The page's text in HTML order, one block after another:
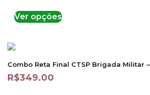
Ver opções
Combo Reta Final CTSP Brigada Militar
R$349.00